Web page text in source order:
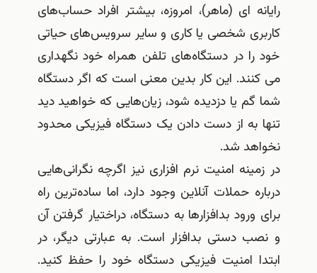
رایانه ای (ماهر)، امروزه، بیشتر افراد حساب‌های
کاربری شخصی یا کاری و سایر سرویس‌های حیاتی
خود را در دستگاه‌های تلفن همراه خود نگهداری
می کنند. این کار بدین معنی است که اگر دستگاه
شما گم یا دزدیده شود، زیان‌هایی که خواهید دید
تنها به از دست دادن یک دستگاه فیزیکی محدود
نخواهد شد.
در زمینه امنیت نرم افزاری نیز اگرچه نگرانی‌هایی
درباره حملات آنلاین وجود دارد، اما ساده‌ترین راه
برای ورود بدافزارها به دستگاه، دراختیار گرفتن آن
و نصب دستی بدافزار است. به عبارتی دیگر، در
ابتدا امنیت فیزیکی دستگاه خود را حفظ کنید.